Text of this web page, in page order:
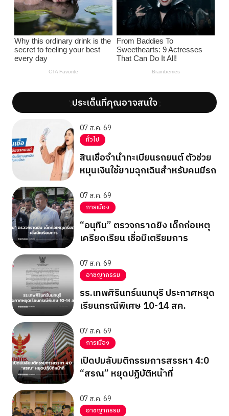
';ประเด็นที่คุณอาจสนใจ';
07 ส.ค. 69
ทั่วไป
สินเชื่อจำนำทะเบียนรถยนต์ ตัวช่วย
หมุนเงินใช้ยามฉุกเฉินสำหรับคนมีรถ
07 ส.ค. 69
การเมือง
“อนุทิน” ตรวจกราดยิง เด็กก่อเหตุ
เครียดเรียน เชื่อมีเตรียมการ
07 ส.ค. 69
อาชญากรรม
รร.เทพศิรินทร์นนทบุรี ประกาศหยุด
เรียนกรณีพิเศษ 10-14 สค.
07 ส.ค. 69
การเมือง
เปิดปมลับมติกรรมการสรรหา 4:0
“สรณ” หยุดปฏิบัติหน้าที่
07 ส.ค. 69
อาชญากรรม